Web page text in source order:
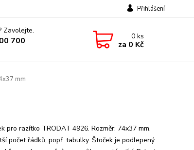
Přihlášení
Zavolejte.
700 0ks
za 0 Kč
mm
pro razítko TRODAT 4926. Rozměr: 74x37 mm.
počet řádků, popř. tabulky. Štoček je podlepený